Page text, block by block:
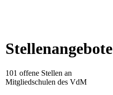
Stellenangebote
101 offene Stellen an
Mitgliedschulen des VdM